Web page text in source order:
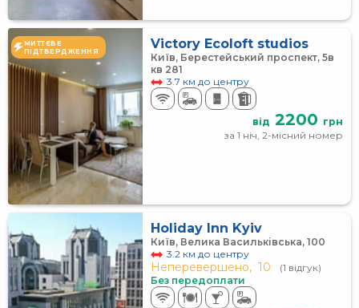
МИТТЄВЕ
ПІДТВЕРДЖЕННЯ
Victory Ecoloft studios
Київ, Берестейський проспект, 5в
кв 281
3.7 км до центру
від 2200 грн
за 1 ніч, 2-місний номер
Holiday Inn Kyiv
Київ, Велика Васильківська, 100
3.2 км до центру
Неперевершено, 10
(1 відгук)
Без передоплати